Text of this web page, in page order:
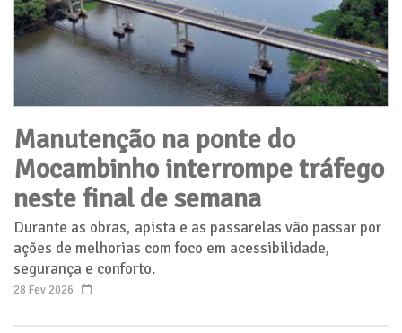
Manutenção na ponte do
Mocambinho interrompe tráfego
neste final de semana
Durante as obras, apista e as passarelas vão passar por
ações de melhorias com foco em acessibilidade,
segurança e conforto.
28 Fev 2026